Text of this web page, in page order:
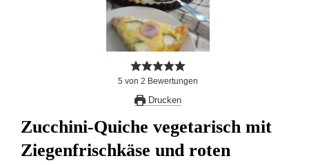
5 von 2 Bewertungen
Drucken
Zucchini-Quiche vegetarisch mit
Ziegenfrischkäse und roten